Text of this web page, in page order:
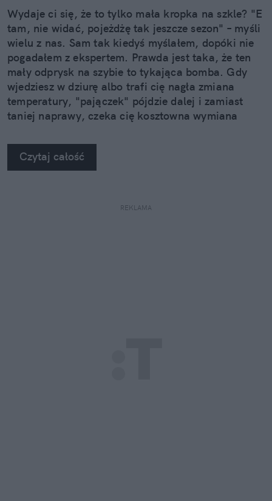
Wydaje ci się, że to tylko mała kropka na szkle? "E
tam, nie widać, pojeżdżę tak jeszcze sezon" – myśli
wielu z nas. Sam tak kiedyś myślałem, dopóki nie
pogadałem z ekspertem. Prawda jest taka, że ten
mały odprysk na szybie to tykająca bomba. Gdy
wjedziesz w dziurę albo trafi cię nagła zmiana
temperatury, "pajączek" pójdzie dalej i zamiast
taniej naprawy, czeka cię kosztowna wymiana
na własne oczy zobaczyć, jak profesjonaliści radzą
sobie z takimi uszkodzeniami.
Czytaj całość
REKLAMA